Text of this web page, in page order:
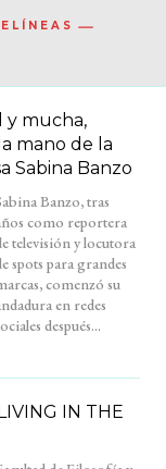
y mucha,
mano de la
Sabina Banzo
después...
IN THE